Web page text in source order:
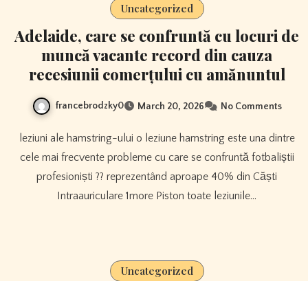
Uncategorized
Adelaide, care se confruntă cu locuri de
muncă vacante record din cauza
recesiunii comerțului cu amănuntul
francebrodzky0 March 20, 2026 No Comments
cele mai frecvente probleme cu care se confruntă fotbaliștii
profesioniști ?? reprezentând aproape 40% din Căști
Intraauriculare 1more Piston toate leziunile…
Uncategorized